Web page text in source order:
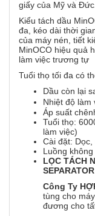
giấy của Mỹ và
Kiểu tách dầu
đa, kéo dài thời
của máy nén, tiết
MinOCO hiệu quả
làm việc trương tự
Tuổi thọ tối đa có
Dầu còn lại
Nhiệt độ
Áp suất
Tuổi thọ:
làm việc)
Cài đặt: Dọc,
Luồng
LỌC TÁCH
SEPARATOR
Công Ty
tùng cho
đương cho